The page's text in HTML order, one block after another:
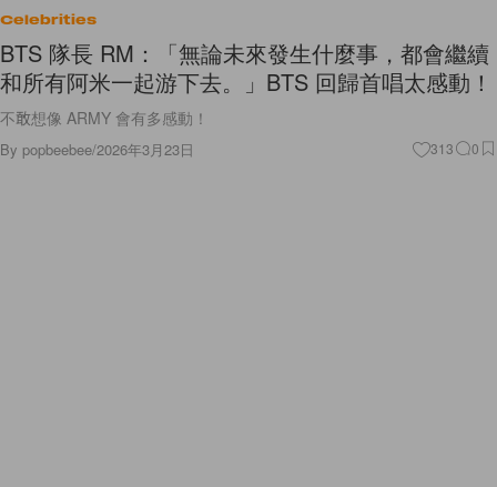
Celebrities
BTS 隊長 RM：「無論未來發生什麼事，都會繼續
和所有阿米一起游下去。」BTS 回歸首唱太感動！
不敢想像 ARMY 會有多感動！
By popbeebee/2026年3月23日 313 0